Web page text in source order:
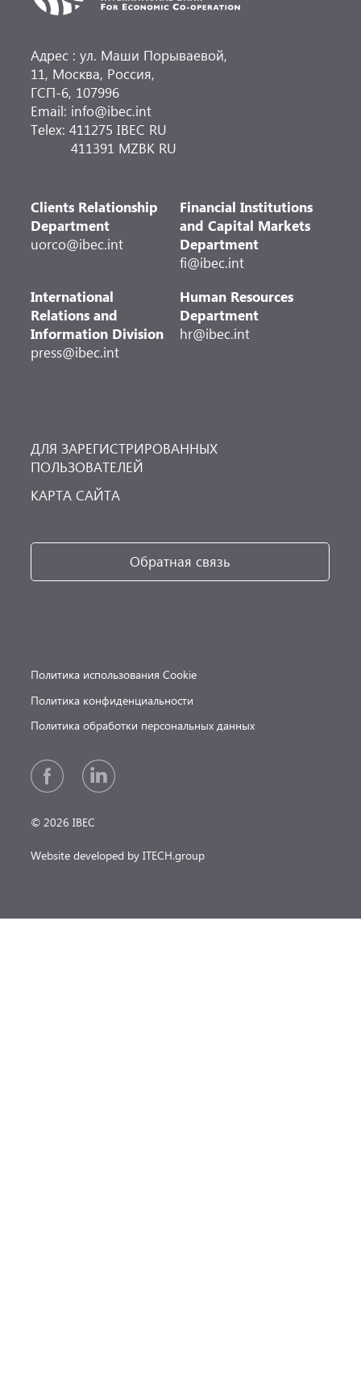
Адрес : ул. Маши Порываевой,
11, Москва, Россия,
ГСП-6, 107996
Email: info@ibec.int
Telex: 411275 IBEC RU
411391 MZBK RU
Clients Relationship
Department
uorco@ibec.int
Financial Institutions
and Capital Markets
Department
fi@ibec.int
International
Relations and
Information Division
press@ibec.int
Human Resources
Department
hr@ibec.int
ДЛЯ ЗАРЕГИСТРИРОВАННЫХ
ПОЛЬЗОВАТЕЛЕЙ
КАРТА САЙТА
Обратная связь
Политика использования Cookie
Политика конфиденциальности
Политика обработки персональных данных
© 2026 IBEC
Website developed by ITECH.group